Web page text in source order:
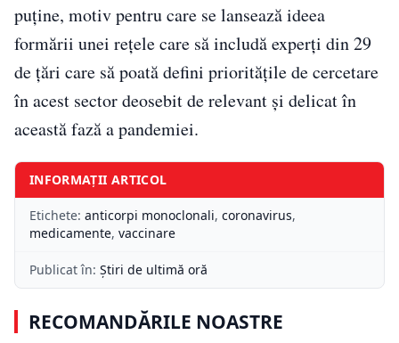
puține, motiv pentru care se lansează ideea
formării unei rețele care să includă experți din 29
de țări care să poată defini prioritățile de cercetare
în acest sector deosebit de relevant și delicat în
această fază a pandemiei.
INFORMAȚII ARTICOL
Etichete: anticorpi monoclonali, coronavirus,
medicamente, vaccinare
Publicat în: Știri de ultimă oră
RECOMANDĂRILE NOASTRE